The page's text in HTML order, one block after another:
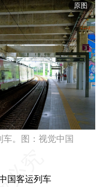
原图
。图：视觉中国
国客运列车